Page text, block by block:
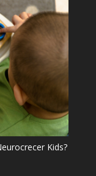
Kids?